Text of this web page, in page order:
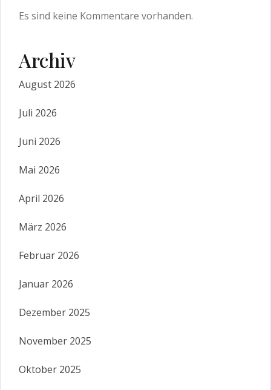
Es sind keine Kommentare vorhanden.
Archiv
August 2026
Juli 2026
Juni 2026
Mai 2026
April 2026
März 2026
Februar 2026
Januar 2026
Dezember 2025
November 2025
Oktober 2025